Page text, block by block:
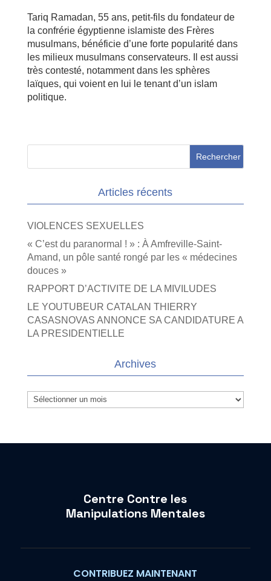
Tariq Ramadan, 55 ans, petit-fils du fondateur de
la confrérie égyptienne islamiste des Frères
musulmans, bénéficie d’une forte popularité dans
les milieux musulmans conservateurs. Il est aussi
très contesté, notamment dans les sphères
laïques, qui voient en lui le tenant d’un islam
politique.
Articles récents
VIOLENCES SEXUELLES
« C’est du paranormal ! » : À Amfreville-Saint-
Amand, un pôle santé rongé par les « médecines
douces »
RAPPORT D’ACTIVITE DE LA MIVILUDES
LE YOUTUBEUR CATALAN THIERRY
CASASNOVAS ANNONCE SA CANDIDATURE A
LA PRESIDENTIELLE
Archives
Archives
Centre Contre les
Manipulations Mentales
CONTRIBUEZ MAINTENANT